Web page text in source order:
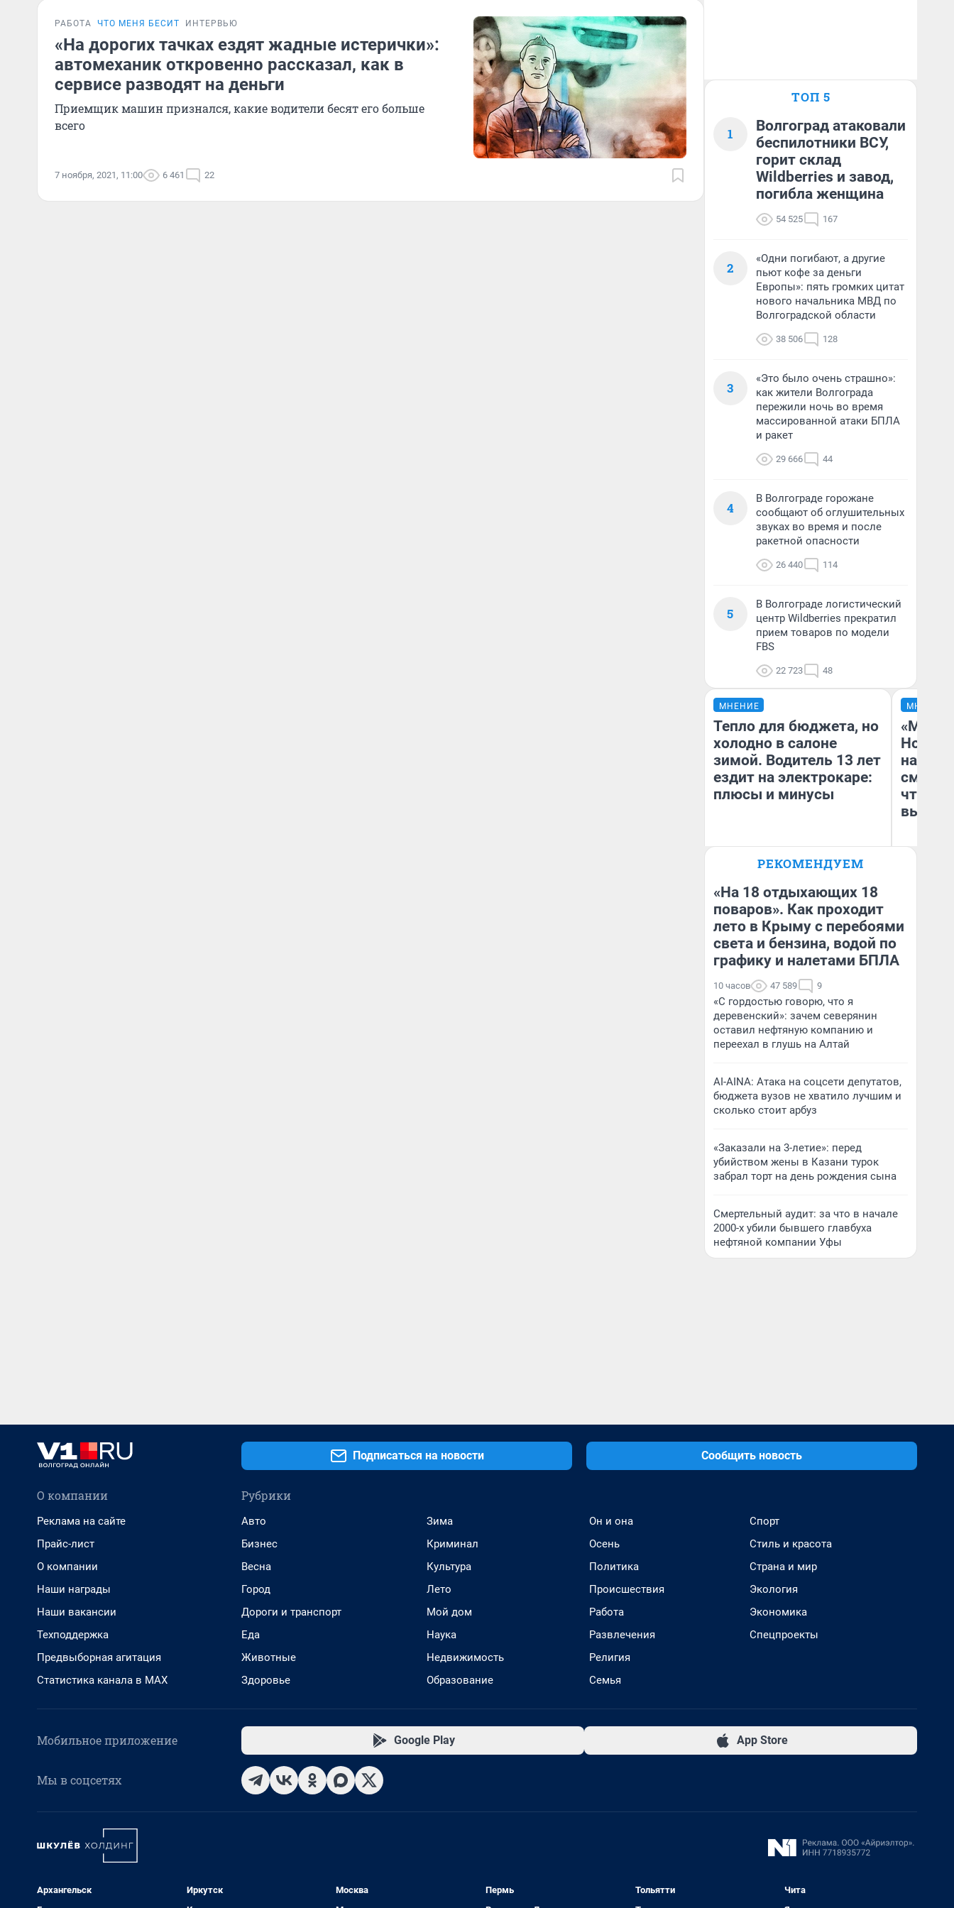
РАБОТА ЧТО МЕНЯ БЕСИТ ИНТЕРВЬЮ
«На дорогих тачках ездят жадные истерички»:
автомеханик откровенно рассказал, как в
сервисе разводят на деньги
Приемщик машин признался, какие водители бесят его больше
всего
7 ноября, 2021, 11:00 6 461 22
ТОП 5
1
Волгоград атаковали
беспилотники ВСУ,
горит склад
Wildberries и завод,
погибла женщина
54 525 167
2
«Одни погибают, а другие
пьют кофе за деньги
Европы»: пять громких цитат
нового начальника МВД по
Волгоградской области
38 506 128
3
«Это было очень страшно»:
как жители Волгограда
пережили ночь во время
массированной атаки БПЛА
и ракет
29 666 44
4
В Волгограде горожане
сообщают об оглушительных
звуках во время и после
ракетной опасности
26 440 114
5
В Волгограде логистический
центр Wildberries прекратил
прием товаров по модели
FBS
22 723 48
МНЕНИЕ
Тепло для бюджета, но
холодно в салоне
зимой. Водитель 13 лет
ездит на электрокаре:
плюсы и минусы
Денис Дедюхин
МНЕНИЕ
«Мы
чтобы
РЕКОМЕНДУЕМ
«На 18 отдыхающих 18
поваров». Как проходит
лето в Крыму с перебоями
света и бензина, водой по
графику и налетами БПЛА
10 часов 47 589 9
«С гордостью говорю, что я
деревенский»: зачем северянин
оставил нефтяную компанию и
переехал в глушь на Алтай
AI-AINA: Атака на соцсети депутатов,
бюджета вузов не хватило лучшим и
сколько стоит арбуз
«Заказали на 3-летие»: перед
убийством жены в Казани турок
забрал торт на день рождения сына
Смертельный аудит: за что в начале
2000-х убили бывшего главбуха
нефтяной компании Уфы
Подписаться на новости Сообщить новость
О компании
Реклама на сайте
Прайс-лист
О компании
Наши награды
Наши вакансии
Техподдержка
Предвыборная агитация
Статистика канала в MAX
Рубрики
Авто
Бизнес
Весна
Город
Дороги и транспорт
Еда
Животные
Здоровье
Зима
Криминал
Культура
Лето
Мой дом
Наука
Недвижимость
Образование
Он и она
Осень
Политика
Происшествия
Работа
Развлечения
Религия
Семья
Спорт
Стиль и красота
Страна и мир
Экология
Экономика
Спецпроекты
Мобильное приложение Google Play App Store
Мы в соцсетях
Архангельск
Иркутск
Москва
Пермь
Тольятти
Чита